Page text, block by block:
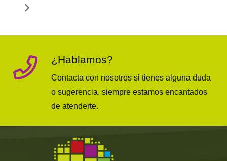
¿Hablamos?
Contacta con nosotros si tienes alguna duda
o sugerencia, siempre estamos encantados
de atenderte.